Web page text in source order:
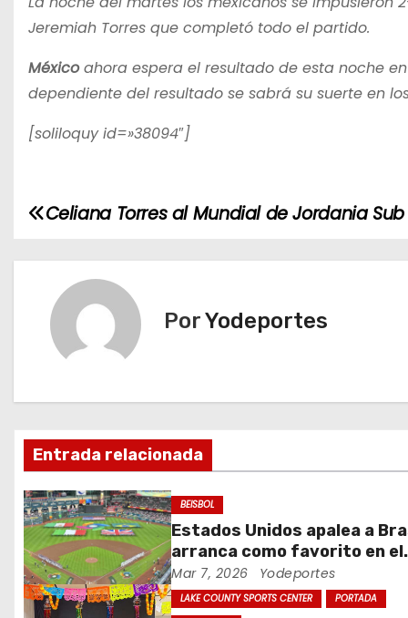
Jeremiah Torres que completó todo el partido.
Méxicoahora espera el resultado de esta noche
dependiente del resultado se sabrá su suerte en
[soliloquy id=»38094″]
N
a
a
c
i
ó
n
d
Celiana Torres al Mundial de Jordania Sub
PorYodeportes
Entrada relacionada
BEISBOL
Estados Unidos apalea a
arranca como favorito en el
Clásico Mundial de Béisbol
Mar 7, 2026 Yodeportes
LAKE COUNTY SPORTS CENTER
PORTADA